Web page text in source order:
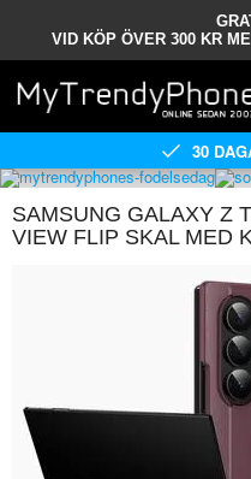
VID KÖP ÖVER 300 KR
30
SAMSUNG GALAXY Z
VIEW FLIP SKAL MED